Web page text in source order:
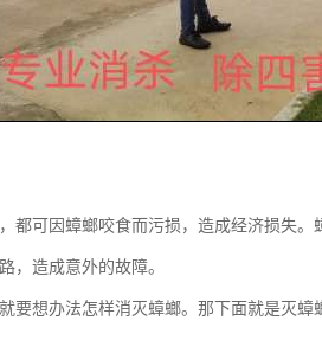
都可因蟑螂咬食而污损，造成经济损失
，造成意外的故障。
要想办法怎样消灭蟑螂。那下面就是灭蟑